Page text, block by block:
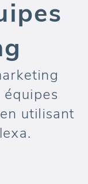
utilisant